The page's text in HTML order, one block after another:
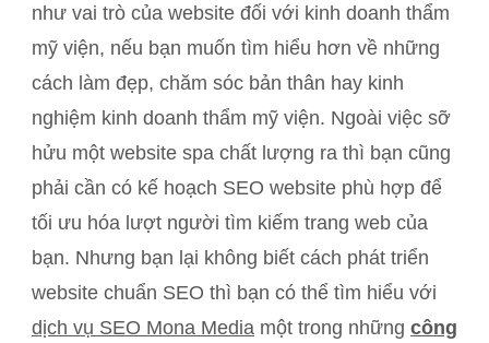
như vai trò của website đối với kinh doanh thẩm
mỹ viện, nếu bạn muốn tìm hiểu hơn về những
cách làm đẹp, chăm sóc bản thân hay kinh
nghiệm kinh doanh thẩm mỹ viện. Ngoài việc sỡ
hửu một website spa chất lượng ra thì bạn cũng
phải cần có kế hoạch SEO website phù hợp để
tối ưu hóa lượt người tìm kiếm trang web của
bạn. Nhưng bạn lại không biết cách phát triển
website chuẩn SEO thì bạn có thể tìm hiểu với
dịch vụ SEO Mona Media một trong những công